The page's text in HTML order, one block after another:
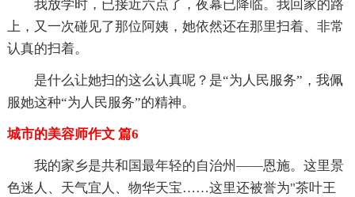
我放学时，已接近六点了，夜幕已降临。我回家的路
上，又一次碰见了那位阿姨，她依然还在那里扫着、非常
认真的扫着。
是什么让她扫的这么认真呢？是“为人民服务”，我佩
服她这种“为人民服务”的精神。
城市的美容师作文 篇6
我的家乡是共和国最年轻的自治州——恩施。这里景
色迷人、天气宜人、物华天宝……这里还被誉为"茶叶王